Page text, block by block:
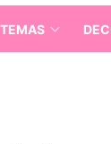
TEMAS